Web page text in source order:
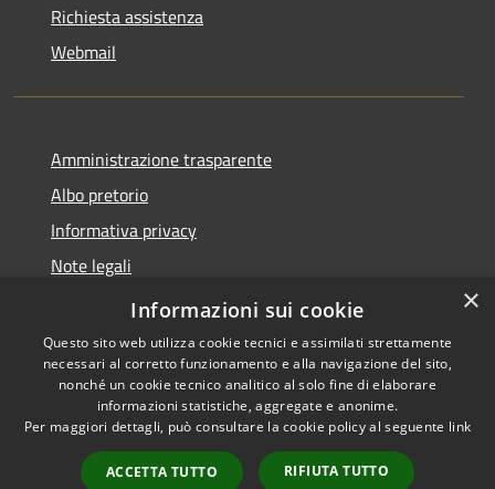
Richiesta assistenza
Webmail
Amministrazione trasparente
Albo pretorio
Informativa privacy
Note legali
Dichiarazione di accessibilità
Accessibilità
Copyright © 2026 • Comune di
Bollate • Powered by
Municipium•
Accesso
×
Informazioni sui cookie
Questo sito web utilizza cookie tecnici e assimilati strettamente
necessari al corretto funzionamento e alla navigazione del sito,
nonché un cookie tecnico analitico al solo fine di elaborare
informazioni statistiche, aggregate e anonime.
Per maggiori dettagli, può consultare la cookie policy al seguente link
ACCETTA TUTTO RIFIUTA TUTTO